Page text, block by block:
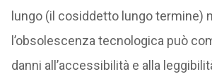
lungo (il cosiddetto lungo termine)
l’obsolescenza tecnologica può
danni all’accessibilità e alla